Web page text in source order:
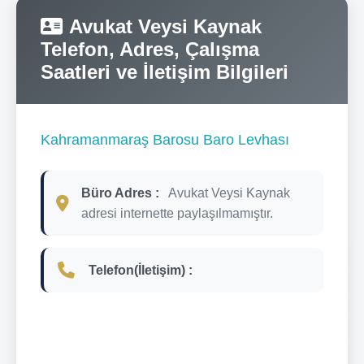
Avukat Veysi Kaynak
Telefon, Adres, Çalışma
Saatleri ve İletişim Bilgileri
Kahramanmaraş Barosu Baro Levhası
Büro Adres :
Avukat Veysi Kaynak
adresi internette paylaşılmamıştır.
Telefon(İletişim) :